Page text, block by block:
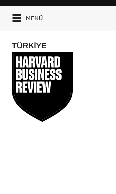
MENÜ